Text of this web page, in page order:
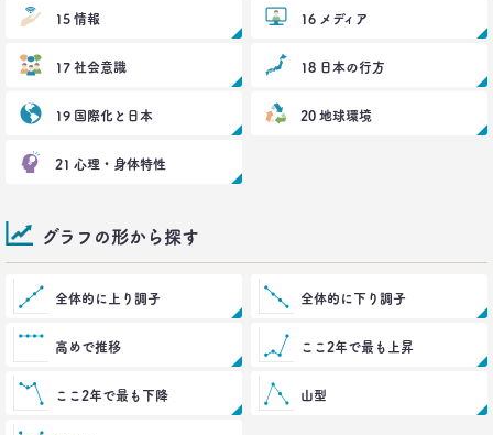
15 情報 16 メディア
17 社会意識 18 日本の行方
19 国際化と日本 20 地球環境
21 心理・身体特性
グラフの形から探す
全体的に上り調子 全体的に下り調子
高めで推移 ここ2年で最も上昇
ここ2年で最も下降 山型